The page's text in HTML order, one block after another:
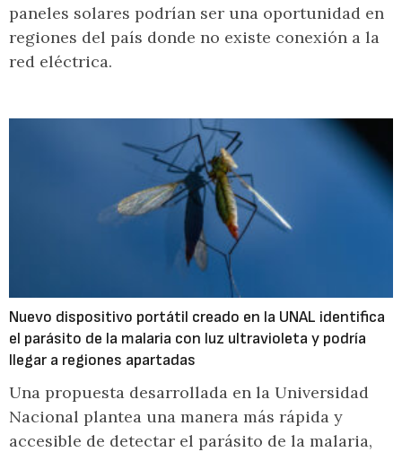
paneles solares podrían ser una oportunidad en
regiones del país donde no existe conexión a la
red eléctrica.
Nuevo dispositivo portátil creado en la UNAL identifica
el parásito de la malaria con luz ultravioleta y podría
llegar a regiones apartadas
Una propuesta desarrollada en la Universidad
Nacional plantea una manera más rápida y
accesible de detectar el parásito de la malaria,